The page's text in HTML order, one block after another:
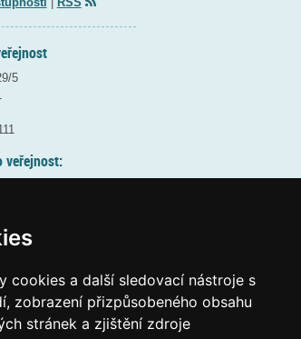
cookies a další sledovací nástroje s
zobrazení přizpůsobeného obsahu
stránek a zjištění zdroje
5
veřejnost:
cz